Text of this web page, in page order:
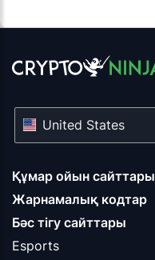
Құмар ойын сайттары
Жарнамалық кодтар
Бәс тігу сайттары
Esports
United States